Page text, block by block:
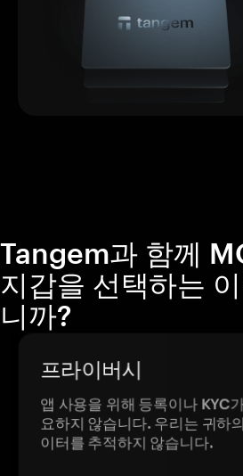
Tangem과 함께
지갑을 선택하는
니까?
프라이버시
앱 사용을 위해 등록이나 KYC
요하지 않습니다. 우리는 귀하
이터를 추적하지 않습니다.